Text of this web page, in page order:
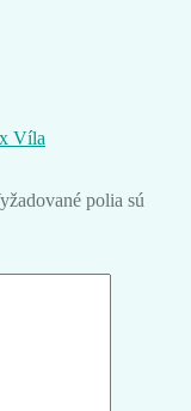
Víla
polia sú